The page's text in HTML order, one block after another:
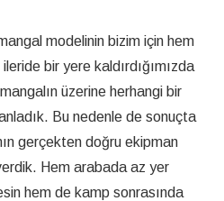
modelinin bizim için hem
bir yere kaldırdığımızda
üzerine herhangi bir
Bu nedenle de sonuçta
gerçekten doğru ekipman
Hem arabada az yer
hem de kamp sonrasında